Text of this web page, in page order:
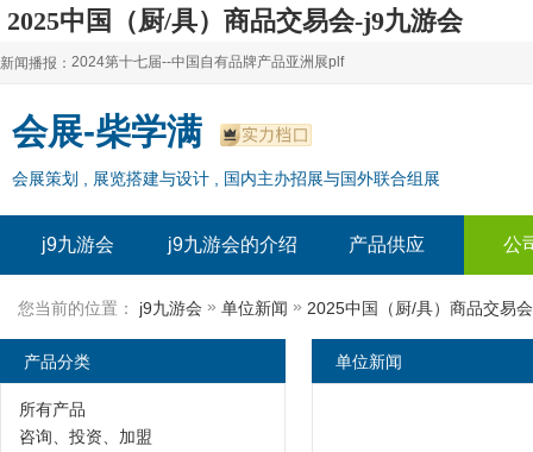
2025中国（厨/具）商品交易会-j9九游会
新闻播报：
2024上海自有品牌展--百货展|食品展 零售展|oem展
2024全球自有--品牌产品亚洲展（plf）
2024上海自有品牌展--2024上海oem 贴牌代加工展
2024第十七届--中国自有品牌产品亚洲展plf
2024全球自有--品牌产品亚洲展（plf）
2024年上海--第17届自有品牌展
会展-柴学满
会展策划 , 展览搭建与设计 , 国内主办招展与国外联合组展
j9九游会 j9九游会的介绍 产品供应 公
您当前的位置： j9九游会 » 单位新闻 » 2025中国（厨/具）商品交易会
单位新闻
产品分类
所有产品
咨询、投资、加盟